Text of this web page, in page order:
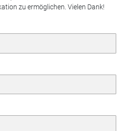
zu ermöglichen. Vielen Dank!